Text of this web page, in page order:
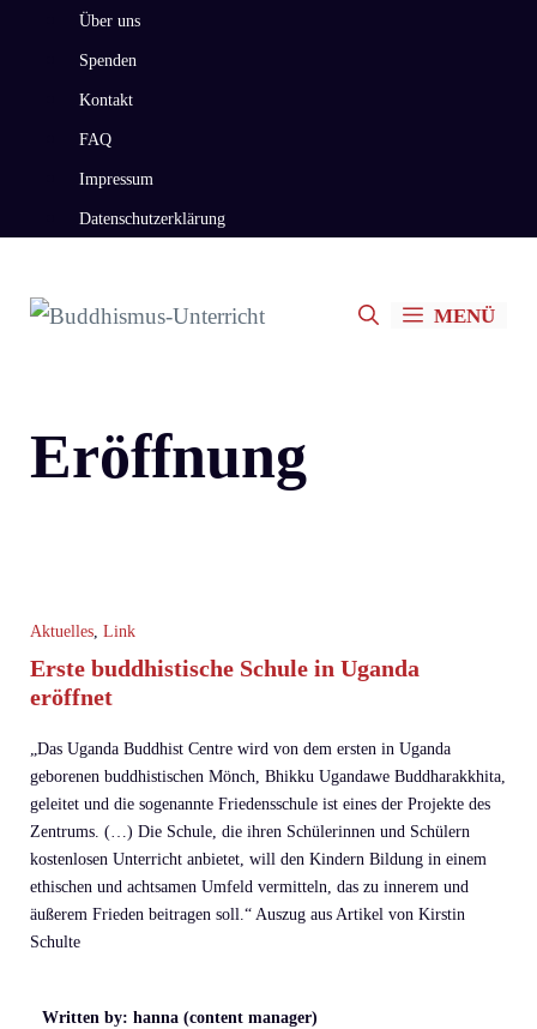
Über uns
Spenden
Kontakt
FAQ
Impressum
Datenschutzerklärung
MENÜ
Eröffnung
Aktuelles, Link
Erste buddhistische Schule in Uganda
eröffnet
„Das Uganda Buddhist Centre wird von dem ersten in Uganda
geborenen buddhistischen Mönch, Bhikku Ugandawe Buddharakkhita,
geleitet und die sogenannte Friedensschule ist eines der Projekte des
Zentrums. (…) Die Schule, die ihren Schülerinnen und Schülern
kostenlosen Unterricht anbietet, will den Kindern Bildung in einem
ethischen und achtsamen Umfeld vermitteln, das zu innerem und
äußerem Frieden beitragen soll.“ Auszug aus Artikel von Kirstin
Schulte
Written by: hanna (content manager)